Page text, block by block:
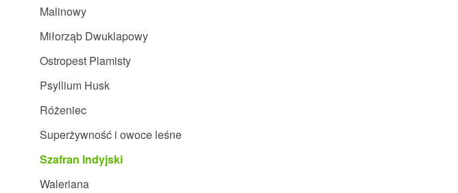
Malinowy
Miłorząb Dwuklapowy
Ostropest Plamisty
Psyllium Husk
Różeniec
Superżywność i owoce leśne
Szafran Indyjski
Waleriana